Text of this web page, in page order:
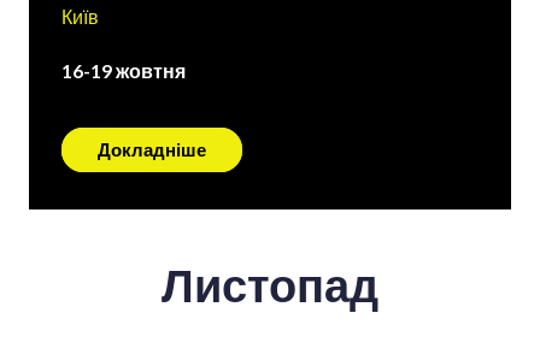
Київ
16-19 жовтня
Докладніше
Листопад